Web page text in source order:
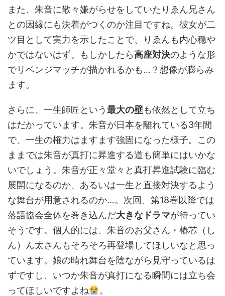
また、朱音に散々嫌がらせをしていたりゑん兄さん
との因縁にも決着がつくのか注目ですね。彼女が二
ツ目として実力を示したことで、りゑんも内心穏や
かではないはず。もしかしたら高座対決のような形
でリベンジマッチが描かれるかも…？想像が膨らみ
ます。
さらに、一生師匠という最大の壁も依然として立ち
はだかっています。朱音が日本を離れている3年間
で、一生の権力はますます強固になった様子。この
ままでは朱音が真打に昇進する道も簡単にはいかな
いでしょう。朱音が正々堂々と真打昇進試験に臨む
展開になるのか、あるいは一生と直接対決するよう
な舞台が用意されるのか…。次回、第18巻以降では
落語協会全体を巻き込んだ大きなドラマが待ってい
そうです。個人的には、朱音のお父さん・椿芯（し
ん）ん太さんもそろそろ再登場してほしいなと思っ
ています。娘の晴れ舞台を陰ながら見守っているは
ずですし、いつか朱音が真打になる瞬間には立ち会
ってほしいですよね
。